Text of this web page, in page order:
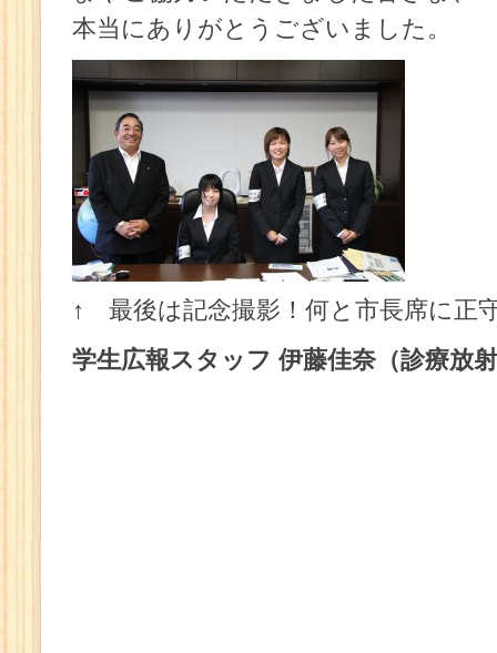
本当にありがとうございました。
↑ 最後は記念撮影！何と市長席に正
学生広報スタッフ 伊藤佳奈（診療放